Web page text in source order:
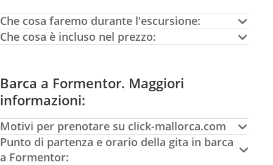
Che cosa faremo durante l'escursione:
Che cosa è incluso nel prezzo:
Barca a Formentor. Maggiori
informazioni:
Motivi per prenotare su click-mallorca.com
Punto di partenza e orario della gita in barca
a Formentor: